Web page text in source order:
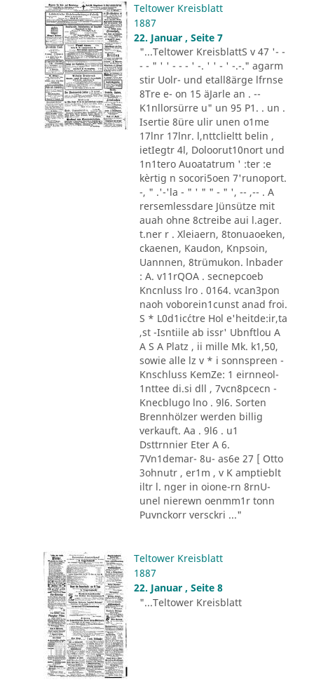
Teltower Kreisblatt
1887
22. Januar , Seite 7
"...Teltower KreisblattS v 47 '- -
- - " ' ' - - - ' -. ' ' - ' -.-." agarm
stir Uolr- und etall8ärge lfrnse
8Tre e- on 15 äJarle an . --
K1nllorsürre u" un 95 P1. . un .
Isertie 8üre ulir unen o1me
17lnr 17lnr. l,nttclieltt belin ,
ietIegtr 4l, Doloorut10nort und
1n1tero Auoatatrum ' :ter :e
kèrtig n socori5oen 7'runoport.
-, " .'-'la - " ' " " - " ', -- ,-- . A
rersemlessdare Jünsütze mit
auah ohne 8ctreibe aui l.ager.
t.ner r . Xleiaern, 8tonuaoeken,
ckaenen, Kaudon, Knpsoin,
Uannnen, 8trümukon. lnbader
: A. v11rQOA . secnepcoeb
Kncnluss lro . 0164. vcan3pon
naoh voborein1cunst anad froi.
S * L0d1ic´ctre Hol e'heitde:ir,ta
,st -Isntiile ab issr' Ubnftlou A
A S A Platz , ii mille Mk. k1,50,
sowie alle lz v * i sonnspreen -
Knschluss KemZe: 1 eirnneol-
1nttee di.si dll , 7vcn8pcecn -
Knecblugo lno . 9l6. Sorten
Brennhölzer werden billig
verkauft. Aa . 9l6 . u1
Dsttrnnier Eter A 6.
7Vn1demar- 8u- as6e 27 [ Otto
3ohnutr , er1m , v K amptieblt
iltr l. nger in oione-rn 8rnU-
unel nierewn oenmm1r tonn
Puvnckorr versckri ..."
Teltower Kreisblatt
1887
22. Januar , Seite 8
"...Teltower Kreisblatt